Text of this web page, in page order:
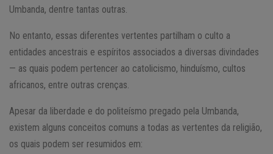
Umbanda, dentre tantas outras.
No entanto, essas diferentes vertentes partilham o culto a
entidades ancestrais e espíritos associados a diversas divindades
— as quais podem pertencer ao catolicismo, hinduísmo, cultos
africanos, entre outras crenças.
Apesar da liberdade e do politeísmo pregado pela Umbanda,
existem alguns conceitos comuns a todas as vertentes da religião,
os quais podem ser resumidos em: